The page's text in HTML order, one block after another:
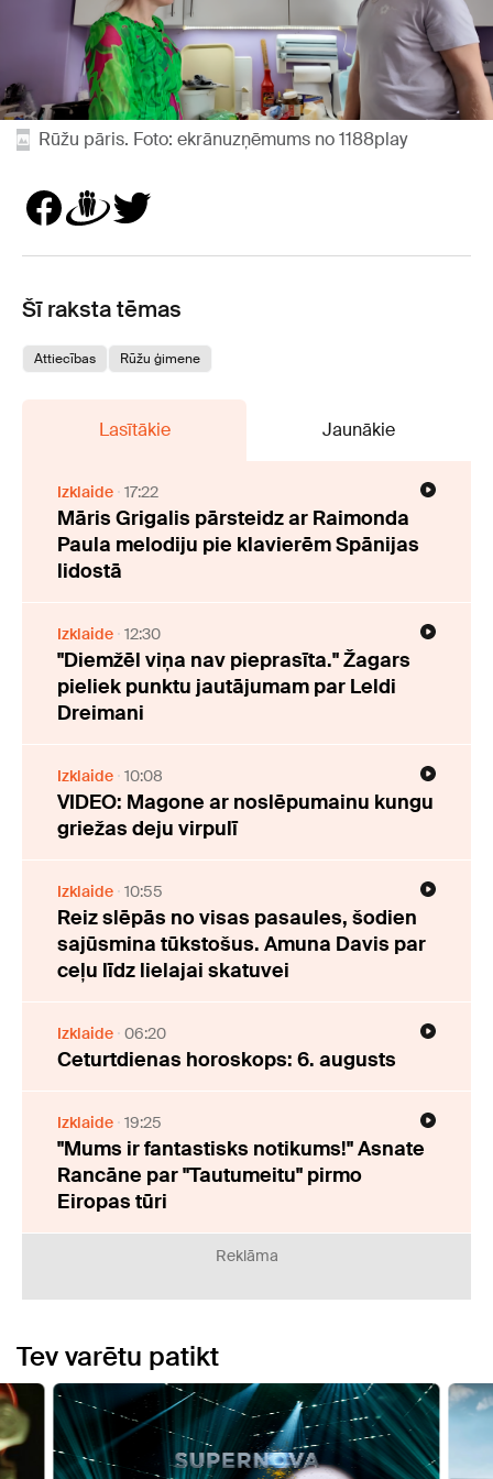
Rūžu pāris. Foto: ekrānuzņēmums no 1188play
Šī raksta tēmas
Attiecības Rūžu ģimene
Lasītākie Jaunākie
Izklaide 17:22
Māris Grigalis pārsteidz ar Raimonda
Paula melodiju pie klavierēm Spānijas
lidostā
Izklaide 12:30
"Diemžēl viņa nav pieprasīta." Žagars
pieliek punktu jautājumam par Leldi
Dreimani
Izklaide 10:08
VIDEO: Magone ar noslēpumainu kungu
griežas deju virpulī
Izklaide 10:55
Reiz slēpās no visas pasaules, šodien
sajūsmina tūkstošus. Amuna Davis par
ceļu līdz lielajai skatuvei
Izklaide 06:20
Ceturtdienas horoskops: 6. augusts
Izklaide 19:25
"Mums ir fantastisks notikums!" Asnate
Rancāne par "Tautumeitu" pirmo
Eiropas tūri
Reklāma
Tev varētu patikt